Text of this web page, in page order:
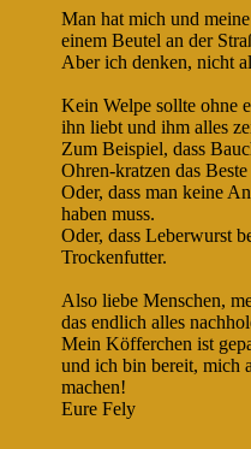
Man hat mich und
einem Beutel an der
Aber ich denken, nicht
Kein Welpe sollte ohne
ihn liebt und ihm alles
Zum Beispiel, dass
Ohren-kratzen das
Oder, dass man keine
haben muss.
Oder, dass Leberwurst
Trockenfutter.
Also liebe Menschen,
das endlich alles
Mein Köfferchen ist
und ich bin bereit, mich
machen!
Eure Fely